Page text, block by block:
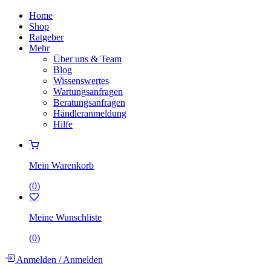
Home
Shop
Ratgeber
Mehr
Über uns & Team
Blog
Wissenswertes
Wartungsanfragen
Beratungsanfragen
Händleranmeldung
Hilfe
Mein Warenkorb
(0)
Meine Wunschliste
(0)
Anmelden /Anmelden